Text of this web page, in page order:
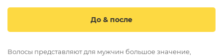
До & после
Волосы представляют для мужчин большое значение,